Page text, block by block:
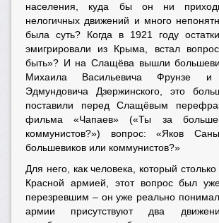
населения, куда бы он ни
нелогичных движений и много
была суть? Когда в 1921 году
эмигрировали из Крыма, встал
быть»? И на Слащёва вышли
Михаила Васильевича Фрунзе
Эдмундовича Дзержинского, это
поставили перед Слащёвым
фильма «Чапаев» («Ты за
коммунистов?») вопрос: «Яков
большевиков или коммунистов?»
Для него, как человека, который
Красной армией, этот вопрос был
перезревшим – он уже реально
армии присутствуют два